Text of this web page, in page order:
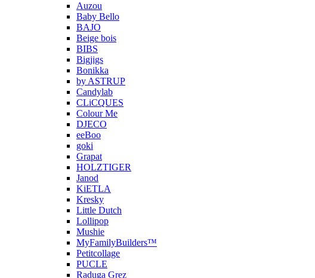
Auzou
Baby Bello
BAJO
Beige bois
BIBS
Bigjigs
Bonikka
by ASTRUP
Candylab
CLiCQUES
Colour Me
DJECO
eeBoo
goki
Grapat
HOLZTIGER
Janod
KiETLA
Kresky
Little Dutch
Lollipop
Mushie
MyFamilyBuilders™
Petitcollage
PUCLE
Raduga Grez